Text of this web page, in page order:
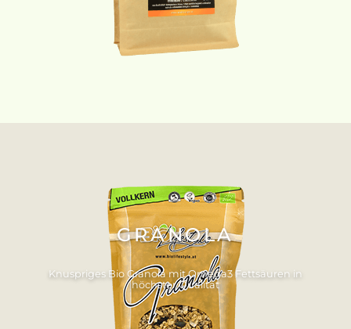
GRANOLA
Knuspriges Bio Granola mit Omega3 Fettsäuren in
höchster Qualität